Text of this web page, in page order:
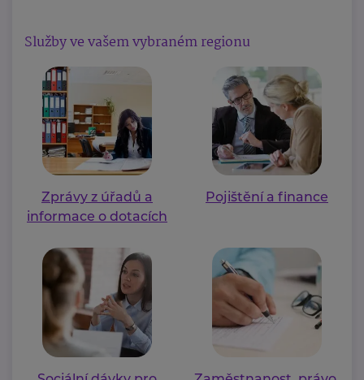
Služby ve vašem vybraném regionu
Zprávy z úřadů a
informace o dotacích
Pojištění a finance